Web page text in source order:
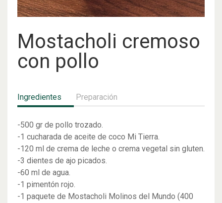
Mostacholi cremoso
con pollo
Ingredientes Preparación
-500 gr de pollo trozado.
-1 cucharada de aceite de coco Mi Tierra.
-120 ml de crema de leche o crema vegetal sin gluten.
-3 dientes de ajo picados.
-60 ml de agua.
-1 pimentón rojo.
-1 paquete de Mostacholi Molinos del Mundo (400